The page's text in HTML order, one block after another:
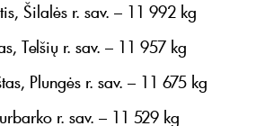
Šilalės r. sav. – 11 992 kg
Telšių r. sav. – 11 957 kg
Plungės r. sav. – 11 675 kg
r. sav. – 11 529 kg